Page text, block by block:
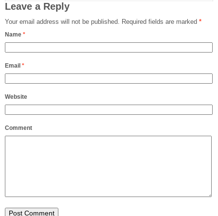
Leave a Reply
Your email address will not be published. Required fields are marked *
Name *
Email *
Website
Comment